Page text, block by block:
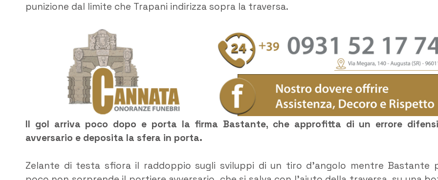
punizione dal limite che Trapani indirizza sopra la traversa.
Il gol arriva poco dopo e porta la firma Bastante, che approfitta di un errore
avversario e deposita la sfera in porta.
Zelante di testa sfiora il raddoppio sugli sviluppi di un tiro d’angolo mentre Bastante